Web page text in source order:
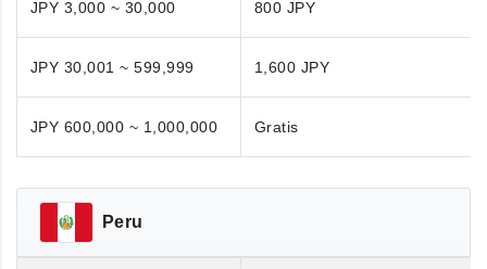
JPY 3,000 ~ 30,000 800 JPY
JPY 30,001 ~ 599,999 1,600 JPY
JPY 600,000 ~ 1,000,000 Gratis
Peru